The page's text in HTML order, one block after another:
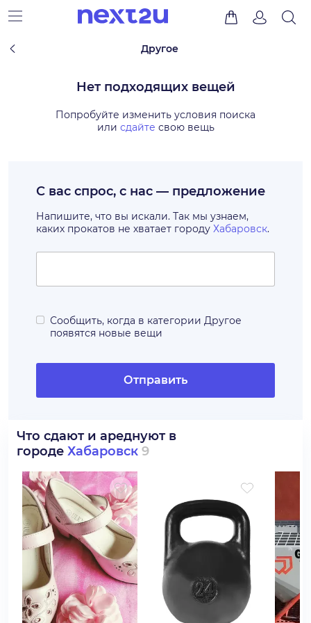
Другое
Нет подходящих вещей
Попробуйте изменить условия поиска
или сдайте свою вещь
С вас спрос, с нас — предложение
Напишите, что вы искали. Так мы узнаем,
каких прокатов не хватает городу Хабаровск.
Сообщить, когда в категории Другое
появятся новые вещи
Отправить
Что сдают и ареднуют в
городе Хабаровск 9